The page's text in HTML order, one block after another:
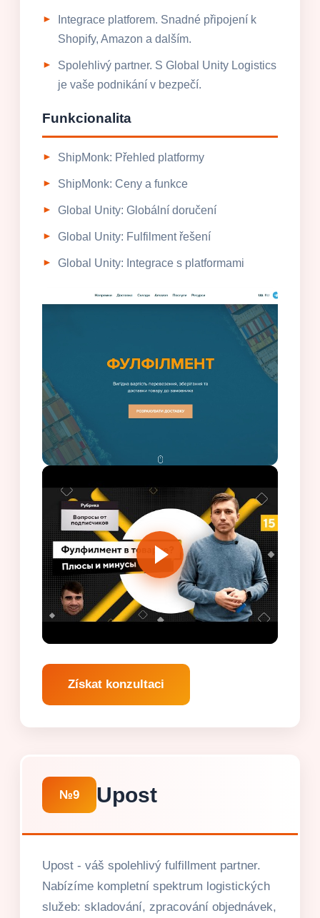
Integrace platforem. Snadné připojení k
Shopify, Amazon a dalším.
Spolehlivý partner. S Global Unity Logistics
je vaše podnikání v bezpečí.
Funkcionalita
ShipMonk: Přehled platformy
ShipMonk: Ceny a funkce
Global Unity: Globální doručení
Global Unity: Fulfilment řešení
Global Unity: Integrace s platformami
Získat konzultaci
№9 Upost
Upost - váš spolehlivý fulfillment partner.
Nabízíme kompletní spektrum logistických
služeb: skladování, zpracování objednávek,